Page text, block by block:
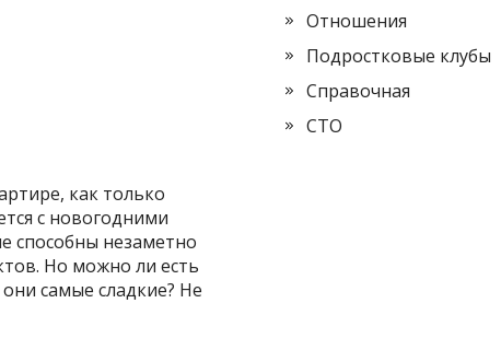
как только
с новогодними
способны незаметно
Но можно ли есть
самые сладкие? Не
Отношения
Подростковые клубы
Справочная
СТО